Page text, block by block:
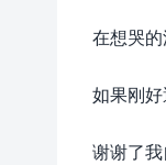
在想哭
如果刚
谢谢了